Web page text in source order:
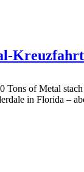
Tons of Metal
in Florida –